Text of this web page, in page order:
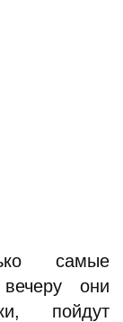
самые
они
пойдут